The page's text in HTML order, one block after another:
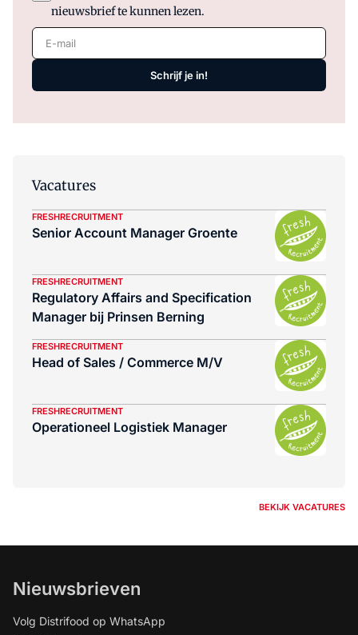
nieuwsbrief te kunnen lezen.
E-mail
Schrijf je in!
Vacatures
FRESHRECRUITMENT
Senior Account Manager Groente
FRESHRECRUITMENT
Regulatory Affairs and Specification
Manager bij Prinsen Berning
FRESHRECRUITMENT
Head of Sales / Commerce M/V
FRESHRECRUITMENT
Operationeel Logistiek Manager
BEKIJK VACATURES
Nieuwsbrieven
Volg Distrifood op WhatsApp